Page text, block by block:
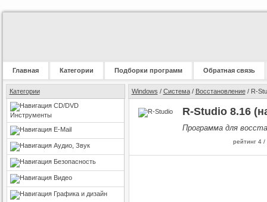
Главная Категории Подборки программ Обратная связь
Категории
CD/DVD
Инструменты
E-Mail
Аудио, Звук
Безопасность
Видео
Графика и дизайн
Windows / Система/ Восстановление/ R-
R-Studio 8.16
Программа для
рейтинг 4/